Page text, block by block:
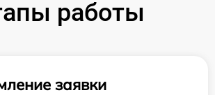
работы
заявки